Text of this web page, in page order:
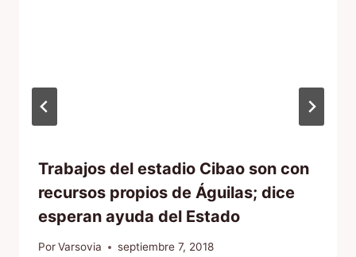
Trabajos del estadio Cibao son con
recursos propios de Águilas; dice
esperan ayuda del Estado
PorVarsovia septiembre 7, 2018